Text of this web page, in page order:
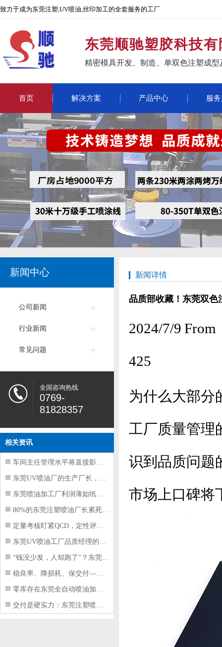
致力于成为东莞注塑,UV喷油,丝印加工的全套服务的工厂
东莞顺驰塑胶科技
精密模具开发、制造、单双色注塑成
首页 解决方案 产品中心 服
新闻中心
公司新闻
行业新闻
常见问题
全国咨询热线
0769-
81828357
相关资讯
车间主任管理水平将直接影响东莞注塑件
东莞UV喷油厂的生产厂长，到底在给工
东莞喷油加工厂利润薄如纸？这四项基本
80%的东莞注塑喷油厂长累死累活，利
定量考核盯紧QCD，定性评价看好配合
东莞UV喷油工厂品质经理的四项核心管
“钱没少发，人却跑了”？东莞注塑喷油
稳良率、降损耗、保交付——东莞这家U
零库存在东莞全自动喷油加工厂不可行的
交付是硬实力：东莞注塑喷油厂如何用齐
新闻详情
品质部收藏！东莞双色
2024/7/9
425
为什么大部分
工厂质量管理
识到品质问题
市场上口碑将